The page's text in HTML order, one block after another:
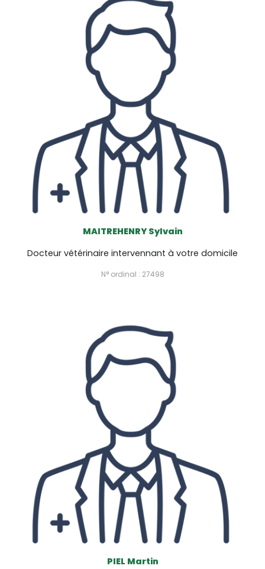
MAITREHENRY Sylvain
Docteur vétérinaire intervennant à votre domicile
N° ordinal : 27498
PIEL Martin